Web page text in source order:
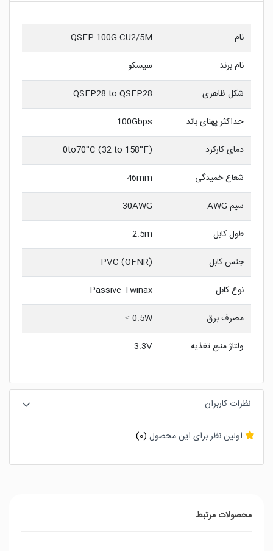
نام
QSFP 100G CU2/5M
نام برند
سیسکو
شکل ظاهری
QSFP28 to QSFP28
حداکثر پهنای باند
100Gbps
دمای کارکرد
0to70°C (32 to 158°F)
شعاع خمیدگی
46mm
سیم AWG
30AWG
طول کابل
2.5m
جنس کابل
PVC (OFNR)
نوع کابل
Passive Twinax
مصرف برق
0.5W ≥
ولتاژ منبع تغذیه
3.3V
نظرات کاربران
اولین نظر برای این محصول (0)
محصولات مرتبط